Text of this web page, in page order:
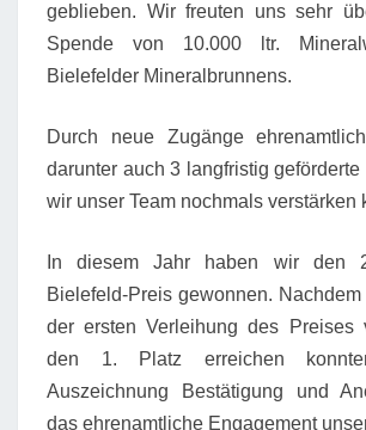
geblieben. Wir freuten uns sehr
Spende von 10.000 ltr.
Bielefelder Mineralbrunnens.
Durch neue Zugänge
darunter auch 3 langfristig
wir unser Team nochmals verstärken
In diesem Jahr haben wir den
Bielefeld-Preis gewonnen.
der ersten Verleihung des Preises
den 1. Platz erreichen
Auszeichnung Bestätigung und
das ehrenamtliche Engagement